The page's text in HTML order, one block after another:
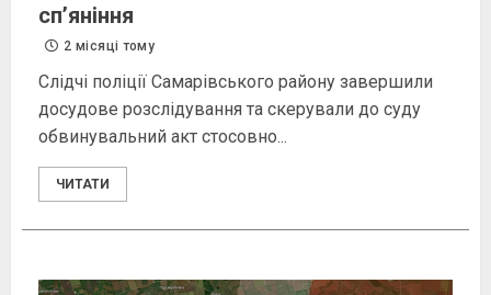
сп’яніння
2 місяці тому
Слідчі поліції Самарівського району завершили
досудове розслідування та скерували до суду
обвинувальний акт стосовно...
ЧИТАТИ